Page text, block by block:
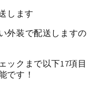
します
外装で配送しますの
ックまで以下17項目
です！